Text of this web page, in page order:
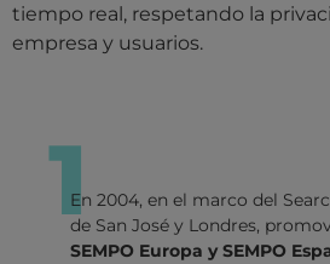
tiempo real, respetando la
empresa y usuarios.
1En 2004, en el marco del
de San José y Londres,
SEMPO Europa y SEMPO